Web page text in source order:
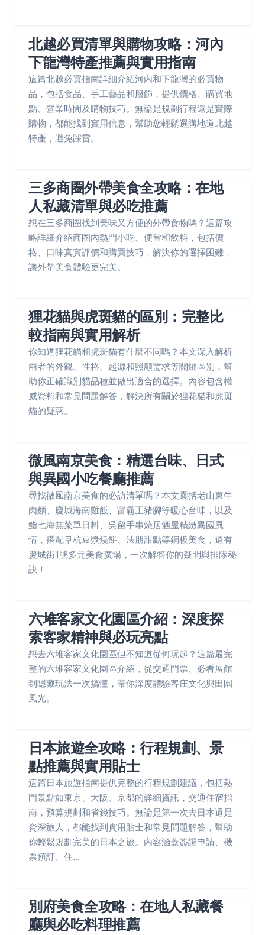
北越必買清單與購物攻略：河內
下龍灣特產推薦與實用指南
這篇北越必買指南詳細介紹河內和下龍灣的必買物
品，包括食品、手工藝品和服飾，提供價格、購買地
點、營業時間及購物技巧。無論是規劃行程還是實際
購物，都能找到實用信息，幫助您輕鬆選購地道北越
特產，避免踩雷。
三多商圈外帶美食全攻略：在地
人私藏清單與必吃推薦
想在三多商圈找到美味又方便的外帶食物嗎？這篇攻
略詳細介紹商圈內熱門小吃、便當和飲料，包括價
格、口味真實評價和購買技巧，解決你的選擇困難，
讓外帶美食體驗更完美。
狸花貓與虎斑貓的區別：完整比
較指南與實用解析
你知道狸花貓和虎斑貓有什麼不同嗎？本文深入解析
兩者的外觀、性格、起源和照顧需求等關鍵區別，幫
助你正確識別貓品種並做出適合的選擇。內容包含權
威資料和常見問題解答，解決所有關於狸花貓和虎斑
貓的疑惑。
微風南京美食：精選台味、日式
與異國小吃餐廳推薦
尋找微風南京美食的必訪清單嗎？本文囊括老山東牛
肉麵、慶城海南雞飯、富霸王豬腳等暖心台味，以及
鮨七海無菜單日料、吳留手串燒居酒屋精緻異國風
情，搭配阜杭豆漿燒餅、法朋甜點等銅板美食，還有
慶城街1號多元美食廣場，一次解答你的疑問與排隊秘
訣！
六堆客家文化園區介紹：深度探
索客家精神與必玩亮點
想去六堆客家文化園區但不知道從何玩起？這篇最完
整的六堆客家文化園區介紹，從交通門票、必看展館
到隱藏玩法一次搞懂，帶你深度體驗客庄文化與田園
風光。
日本旅遊全攻略：行程規劃、景
點推薦與實用貼士
這篇日本旅遊指南提供完整的行程規劃建議，包括熱
門景點如東京、大阪、京都的詳細資訊，交通住宿指
南，預算規劃和省錢技巧。無論是第一次去日本還是
資深旅人，都能找到實用貼士和常見問題解答，幫助
你輕鬆規劃完美的日本之旅。內容涵蓋簽證申請、機
票預訂、住...
別府美食全攻略：在地人私藏餐
廳與必吃料理推薦